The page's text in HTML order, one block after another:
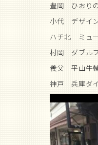
豊岡 ひおり
小代 デザイ
ハチ北 ミュー
村岡 ダブルフ
養父 平山牛
神戸 兵庫ダ